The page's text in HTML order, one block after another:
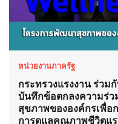
หน่วยงานภาครัฐ
กระทรวงแรงงาน ร่วม
บันทึกข้อตกลงความร่
สุขภาพขององค์กรเพื่อ
การดูแลคุณภาพชีวิตแร